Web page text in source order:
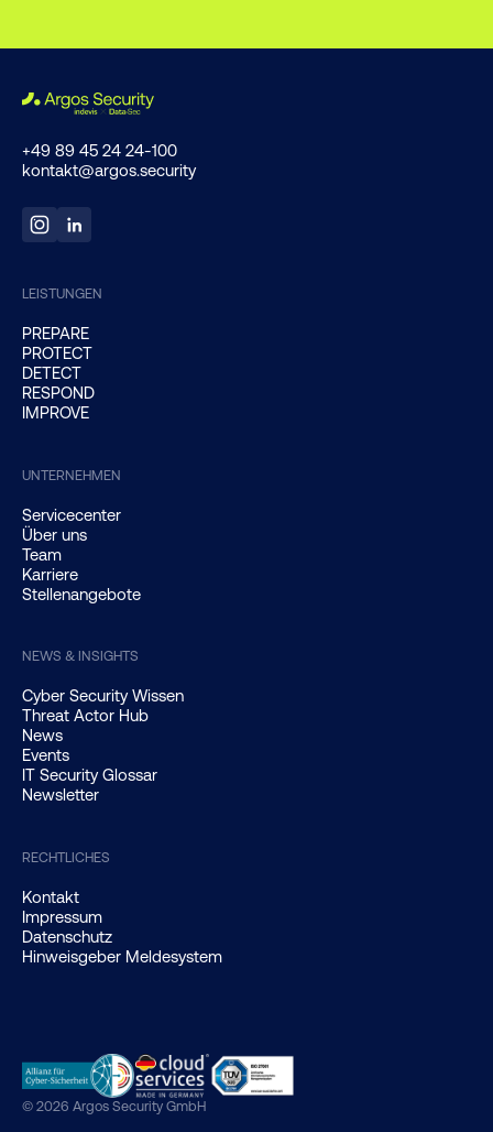
+49 89 45 24 24-100
kontakt@argos.security
LEISTUNGEN
PREPARE
PROTECT
DETECT
RESPOND
IMPROVE
UNTERNEHMEN
Servicecenter
Über uns
Team
Karriere
Stellenangebote
NEWS & INSIGHTS
Cyber Security Wissen
Threat Actor Hub
News
Events
IT Security Glossar
Newsletter
RECHTLICHES
Kontakt
Impressum
Datenschutz
Hinweisgeber Meldesystem
© 2026 Argos Security GmbH